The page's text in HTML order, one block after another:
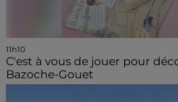
11h10
C'est à vous de jouer pour
Bazoche-Gouet